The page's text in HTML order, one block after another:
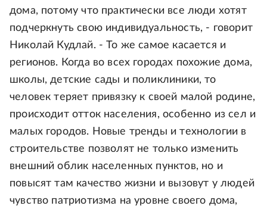
дома, потому что практически все люди хотят
подчеркнуть свою индивидуальность, - говорит
Николай Кудлай. - То же самое касается и
регионов. Когда во всех городах похожие дома,
школы, детские сады и поликлиники, то
человек теряет привязку к своей малой родине,
происходит отток населения, особенно из сел и
малых городов. Новые тренды и технологии в
строительстве позволят не только изменить
внешний облик населенных пунктов, но и
повысят там качество жизни и вызовут у людей
чувство патриотизма на уровне своего дома,